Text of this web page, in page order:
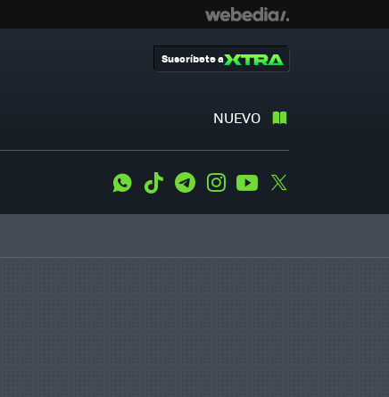
NUEVO
Suscríbete a
WhatsApp
Tiktok TelegramInstagramYoutube